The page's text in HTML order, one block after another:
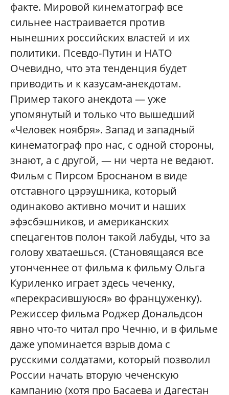
факте. Мировой кинематограф все
сильнее настраивается против
нынешних российских властей и их
политики. Псевдо-Путин и НАТО
Очевидно, что эта тенденция будет
приводить и к казусам-анекдотам.
Пример такого анекдота — уже
упомянутый и только что вышедший
«Человек ноября». Запад и западный
кинематограф про нас, с одной стороны,
знают, а с другой, — ни черта не ведают.
Фильм с Пирсом Броснаном в виде
отставного цэрэушника, который
одинаково активно мочит и наших
эфэсбэшников, и американских
спецагентов полон такой лабуды, что за
голову хватаешься. (Становящаяся все
утонченнее от фильма к фильму Ольга
Куриленко играет здесь чеченку,
«перекрасившуюся» во француженку).
Режиссер фильма Роджер Дональдсон
явно что-то читал про Чечню, и в фильме
даже упоминается взрыв дома с
русскими солдатами, который позволил
России начать вторую чеченскую
кампанию (хотя про Басаева и Дагестан